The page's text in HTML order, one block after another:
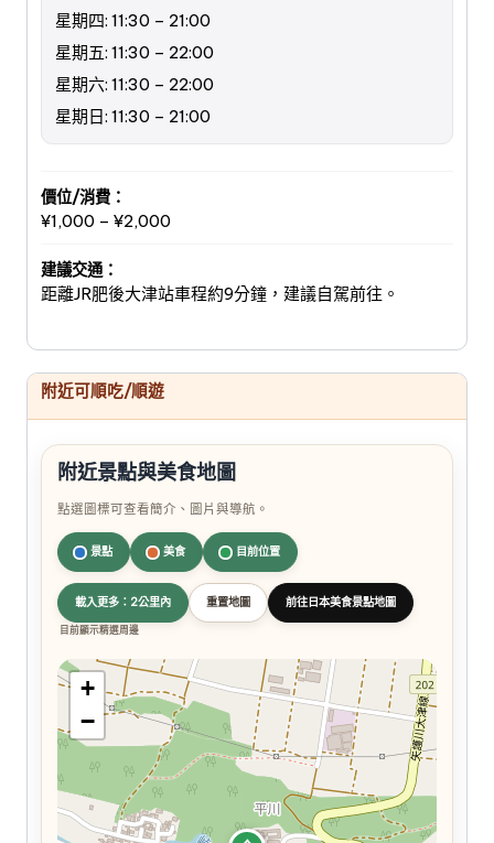
星期四: 11:30 – 21:00
星期五: 11:30 – 22:00
星期六: 11:30 – 22:00
星期日: 11:30 – 21:00
價位/消費：
¥1,000 – ¥2,000
建議交通：
距離JR肥後大津站車程約9分鐘，建議自駕前往。
附近可順吃/順遊
附近景點與美食地圖
點選圖標可查看簡介、圖片與導航。
景點 美食 目前位置
載入更多：2公里內 重置地圖 前往日本美食景點地圖
目前顯示精選周邊
+
−